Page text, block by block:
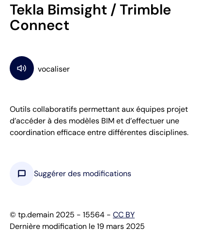
Tekla Bimsight / Trimble
Connect
Outils collaboratifs permettant aux équipes projet
d’accéder à des modèles BIM et d’effectuer une
coordination efficace entre différentes disciplines.
chat_bubble Suggérer des modifications
© tp.demain 2025 - 15564 - CC BY
Dernière modification le 19 mars 2025